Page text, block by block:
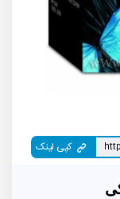
کپی لینک